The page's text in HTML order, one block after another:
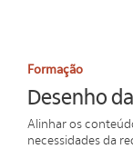
Formação
Desenho
Alinhar os
necessidades da